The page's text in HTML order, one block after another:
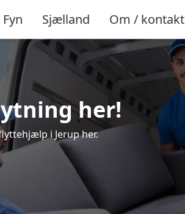
Fyn Sjælland Om / kontakt
her!
i Jerup her.